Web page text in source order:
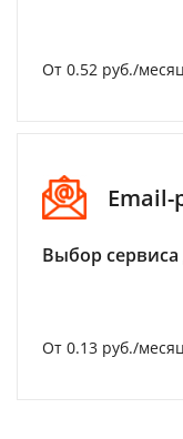
От 0.52 руб./
Email-
Выбор
От 0.13 руб./